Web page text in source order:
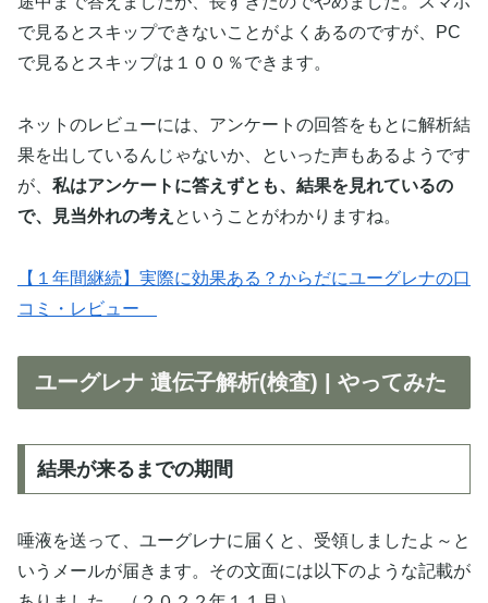
で見るとスキップできないことがよくあるのですが、PC
で見るとスキップは１００％できます。
ネットのレビューには、アンケートの回答をもとに解析結
果を出しているんじゃないか、といった声もあるようです
が、 私はアンケートに答えずとも、結果を見れているの
で、見当外れの考え ということがわかりますね。
【１年間継続】実際に効果ある？からだにユーグレナの口
コミ・レビュー
ユーグレナ 遺伝子解析(検査) | やってみた
結果が来るまでの期間
唾液を送って、ユーグレナに届くと、受領しましたよ～と
いうメールが届きます。その文面には以下のような記載が